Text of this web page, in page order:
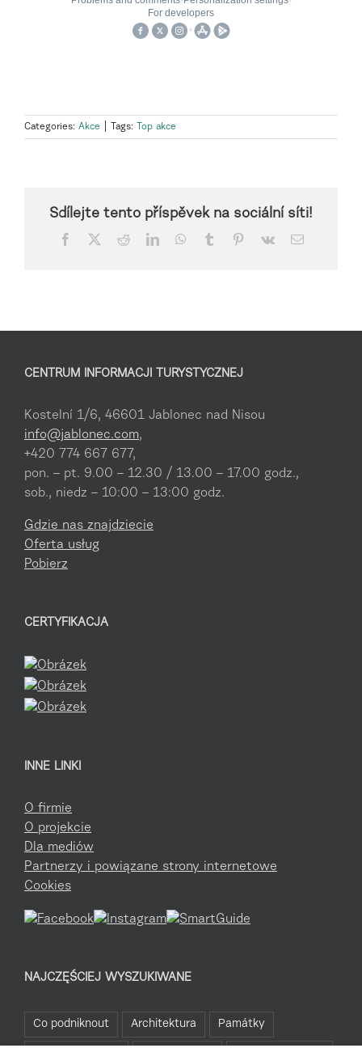
Categories: Akce Tags: Top akce
Sdílejte tento příspěvek na sociální síti!
Facebook RedditLinkedInWhatsApp
Tumblr Pinterest
Vk Email
CENTRUM INFORMACJI TURYSTYCZNEJ
Kostelní 1/6, 46601 Jablonec nad Nisou
info@jablonec.com,
+420 774 667 677,
pon. – pt. 9.00 – 12.30 / 13.00 – 17.00 godz.,
sob., niedz – 10:00 – 13:00 godz.
Gdzie nas znajdziecie
Oferta usług
Pobierz
CERTYFIKACJA
INNE LINKI
O firmie
O projekcie
Dla mediów
Partnerzy i powiązane strony internetowe
Cookies
NAJCZĘŚCIEJ WYSZUKIWANE
Co podniknout Architektura Památky